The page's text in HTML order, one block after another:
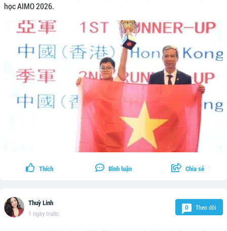
học AIMO 2026.
Thích Bình luận Chia sẻ
Thuỳ Linh
1 ngày trước
0 Theo dõi